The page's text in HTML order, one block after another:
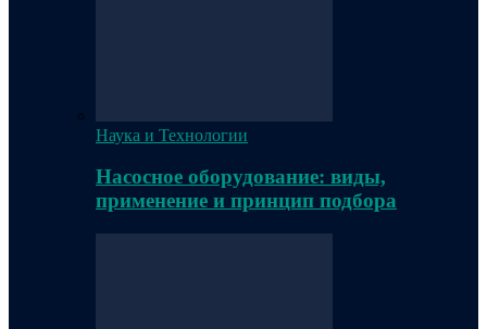
Наука и Технологии
Насосное оборудование: виды,
применение и принцип подбора